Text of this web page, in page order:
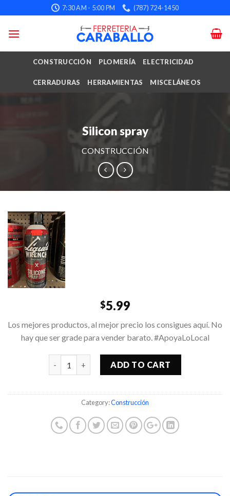
to
content
7:30 AM - 5:00 PM (787) 724-1450
CONSTRUCCIÓN PLOMERÍA ELECTRICIDAD
CERRADURAS HERRAMIENTAS MISCELÁNEOS
Silicon spray
CONSTRUCCIÓN
$5.99
Los mejores productos, al mejor precio los consigues aquí. No
hay que ser grade para vender barato. #ApoyaLoLocal
ADD TO CART
Category:Construcción